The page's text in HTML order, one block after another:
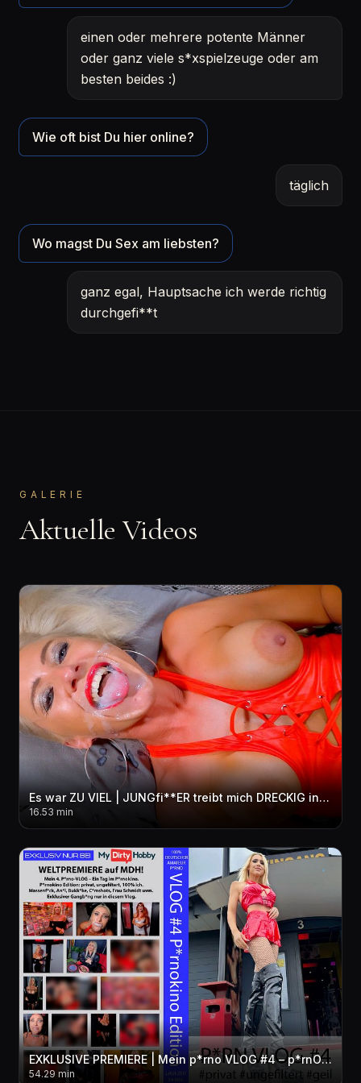
einen oder mehrere potente Männer
oder ganz viele s*xspielzeuge oder am
besten beides :)
Wie oft bist Du hier online?
täglich
Wo magst Du Sex am liebsten?
ganz egal, Hauptsache ich werde richtig
durchgefi**t
GALERIE
Aktuelle Videos
Es war ZU VIEL | JUNGfi**ER treibt mich DRECKIG in den per***sen WAHNSINN! 3LOCH + FACIAL + pi**E
16.53 min
EXKLUSIVE PREMIERE | Mein p*rno VLOG #4 – p*rnOKINO Edition! privat-ungefiltert-geil! Exklusiver GB
54.29 min